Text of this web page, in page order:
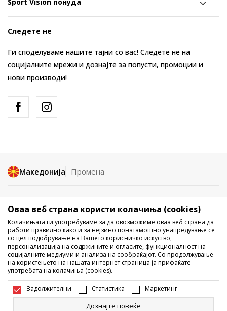
Следете не
Ги споделуваме нашите тајни со вас! Следете не на
социјалните мрежи и дознајте за попусти, промоции и
нови производи!
Македонија Промена
Не е дозволено превземање или користење на содржината од
интернет страните на Sport Vision, делумно или целосно a се
однесува на логоа, трговски марки, комерцијални содржини, ниту
истите да се отстапуваат на трети лица, јавно да се објавуваат или да
се користат за било какви цели, без писмена согласност од БДС.МК
ДООЕЛ.
Настојуваме да бидеме што попрецизни во описот на производот,
фотографијата и самата цена, но не можеме да гарантираме дака
Оваа веб страна користи колачиња (cookies)
Колачињата ги употребуваме за да овозможиме оваа веб страна да
работи правилно како и за нејзино понатамошно унапредување се
со цел подобрување на Вашето корисничко искуство,
персонализација на содржините и огласите, функционалност на
социјалните медиуми и анализа на сообраќајот. Со продолжување
на користењето на нашата интернет страница ја прифаќате
употребата на колачиња (cookies).
Задолжителни Статистика Маркетинг
Дознајте повеќе